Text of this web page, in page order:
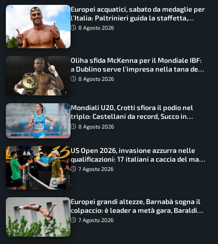
Europei acquatici, sabato da medaglie per
l’Italia: Paltrinieri guida la staffetta,
Barnabà sogna l’oro dalle grandi altezze
8 Agosto 2026
Oliha sfida McKenna per il Mondiale IBF:
a Dublino serve l’impresa nella tana del
lupo8 Agosto 2026
Mondiali U20, Crotti sfiora il podio nel
triplo: Castellani da record, Succo in
finale
8 Agosto 2026
US Open 2026, invasione azzurra nelle
qualificazioni: 17 italiani a caccia del main
draw7 Agosto 2026
Europei grandi altezze, Barnabà sogna il
colpaccio: è leader a metà gara, Baraldi
ancora in corsa
7 Agosto 2026